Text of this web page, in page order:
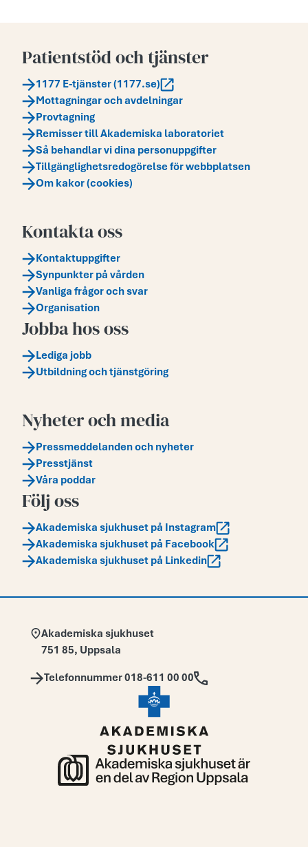
Patientstöd och tjänster
1177 E-tjänster (1177.se)
Mottagningar och avdelningar
Provtagning
Remisser till Akademiska laboratoriet
Så behandlar vi dina personuppgifter
Tillgänglighetsredogörelse för webbplatsen
Om kakor (cookies)
Kontakta oss
Kontaktuppgifter
Synpunkter på vården
Vanliga frågor och svar
Organisation
Jobba hos oss
Lediga jobb
Utbildning och tjänstgöring
Nyheter och media
Pressmeddelanden och nyheter
Presstjänst
Våra poddar
Följ oss
Akademiska sjukhuset på Instagram
Akademiska sjukhuset på Facebook
Akademiska sjukhuset på Linkedin
Adress:
Akademiska sjukhuset
751 85, Uppsala
Telefon:
Telefonnummer 018-611 00 00